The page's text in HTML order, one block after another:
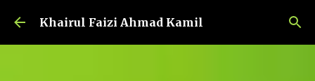
Langkau ke kandungan utama
Khairul Faizi Ahmad Kamil